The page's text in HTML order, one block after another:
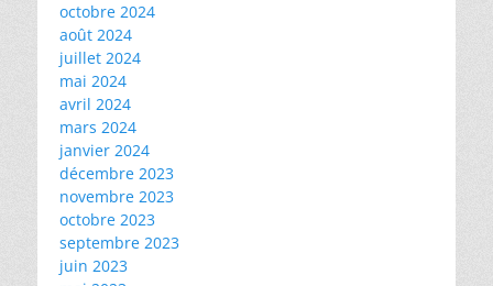
octobre 2024
août 2024
juillet 2024
mai 2024
avril 2024
mars 2024
janvier 2024
décembre 2023
novembre 2023
octobre 2023
septembre 2023
juin 2023